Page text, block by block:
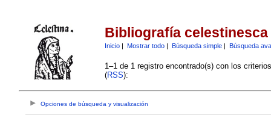
Bibliografía celestinesca
Inicio| Mostrar todo| Búsqueda simple| Búsqueda
1–1 de 1 registro encontrado(s) con los
(RSS):
Opciones de búsqueda y visualización